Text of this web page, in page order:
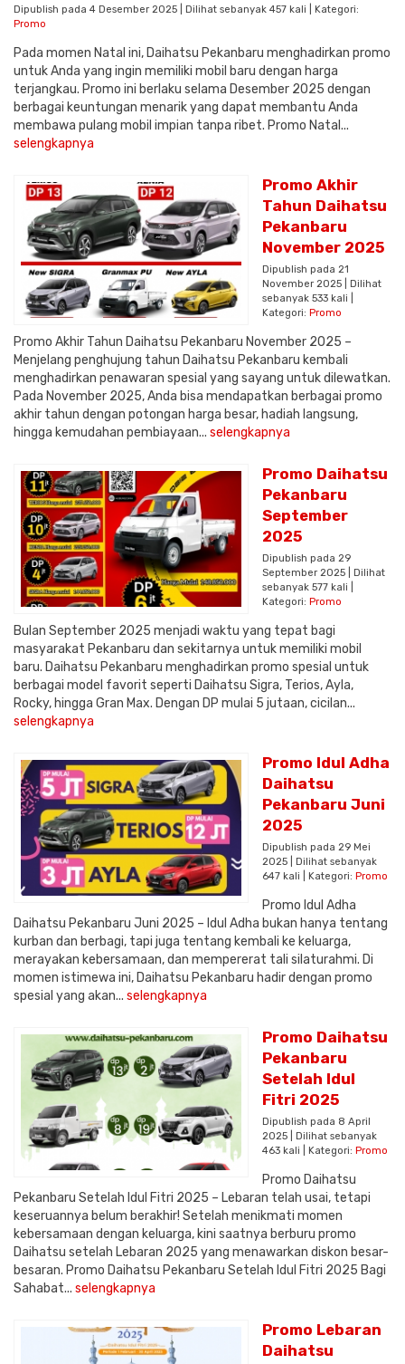
Dipublish pada 4 Desember 2025 | Dilihat sebanyak 457 kali | Kategori:
Promo
Pada momen Natal ini, Daihatsu Pekanbaru menghadirkan promo
untuk Anda yang ingin memiliki mobil baru dengan harga
terjangkau. Promo ini berlaku selama Desember 2025 dengan
berbagai keuntungan menarik yang dapat membantu Anda
membawa pulang mobil impian tanpa ribet. Promo Natal...
selengkapnya
Promo Akhir
Tahun Daihatsu
Pekanbaru
November 2025
Dipublish pada 21
November 2025 | Dilihat
sebanyak 533 kali |
Kategori: Promo
Promo Akhir Tahun Daihatsu Pekanbaru November 2025 –
Menjelang penghujung tahun Daihatsu Pekanbaru kembali
menghadirkan penawaran spesial yang sayang untuk dilewatkan.
Pada November 2025, Anda bisa mendapatkan berbagai promo
akhir tahun dengan potongan harga besar, hadiah langsung,
hingga kemudahan pembiayaan... selengkapnya
Promo Daihatsu
Pekanbaru
September
2025
Dipublish pada 29
September 2025 | Dilihat
sebanyak 577 kali |
Kategori: Promo
Bulan September 2025 menjadi waktu yang tepat bagi
masyarakat Pekanbaru dan sekitarnya untuk memiliki mobil
baru. Daihatsu Pekanbaru menghadirkan promo spesial untuk
berbagai model favorit seperti Daihatsu Sigra, Terios, Ayla,
Rocky, hingga Gran Max. Dengan DP mulai 5 jutaan, cicilan...
selengkapnya
Promo Idul Adha
Daihatsu
Pekanbaru Juni
2025
Dipublish pada 29 Mei
2025 | Dilihat sebanyak
647 kali | Kategori: Promo
Promo Idul Adha
Daihatsu Pekanbaru Juni 2025 – Idul Adha bukan hanya tentang
kurban dan berbagi, tapi juga tentang kembali ke keluarga,
merayakan kebersamaan, dan mempererat tali silaturahmi. Di
momen istimewa ini, Daihatsu Pekanbaru hadir dengan promo
spesial yang akan... selengkapnya
Promo Daihatsu
Pekanbaru
Setelah Idul
Fitri 2025
Dipublish pada 8 April
2025 | Dilihat sebanyak
463 kali | Kategori: Promo
Promo Daihatsu
Pekanbaru Setelah Idul Fitri 2025 – Lebaran telah usai, tetapi
keseruannya belum berakhir! Setelah menikmati momen
kebersamaan dengan keluarga, kini saatnya berburu promo
Daihatsu setelah Lebaran 2025 yang menawarkan diskon besar-
besaran. Promo Daihatsu Pekanbaru Setelah Idul Fitri 2025 Bagi
Sahabat... selengkapnya
Promo Lebaran
Daihatsu